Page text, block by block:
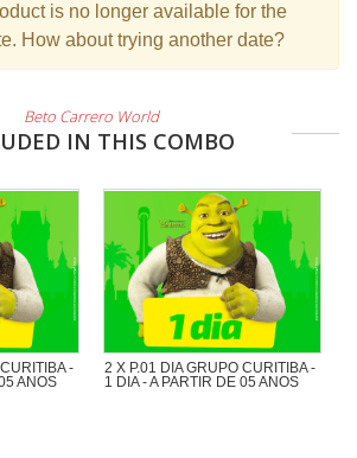
is no longer available for the
How about trying another date?
Beto Carrero World
IN THIS COMBO
-
ANOS
2 X P.01 DIA GRUPO CURITIBA -
1 DIA - A PARTIR DE 05 ANOS